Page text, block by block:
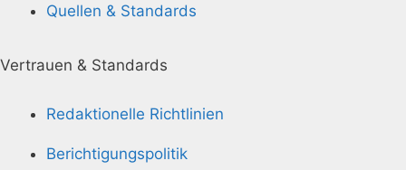
Quellen & Standards
Vertrauen & Standards
Redaktionelle Richtlinien
Berichtigungspolitik